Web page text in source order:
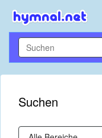
Suchen